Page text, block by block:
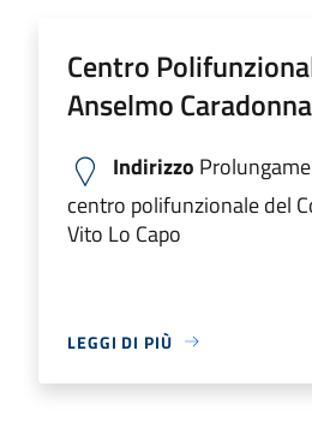
Centro
Anselmo Caradonna
Indirizzo
centro polifunzionale del
Vito Lo Capo
LEGGI DI PIÙ